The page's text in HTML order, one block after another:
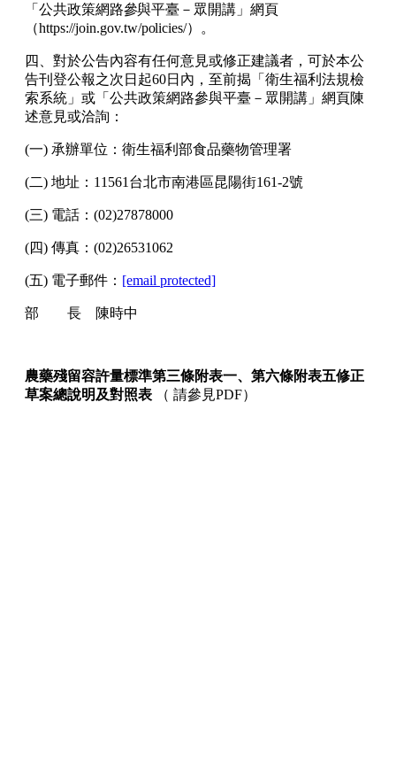
「公共政策網路參與平臺－眾開講」網頁
（https://join.gov.tw/policies/）。
四、對於公告內容有任何意見或修正建議者，可於本公
告刊登公報之次日起60日內，至前揭「衛生福利法規檢
索系統」或「公共政策網路參與平臺－眾開講」網頁陳
述意見或洽詢：
(一) 承辦單位：衛生福利部食品藥物管理署
(二) 地址： 11561 台北市南港區昆陽街161-2號
(三) 電話： (02)27878000
(四) 傳真： (02)26531062
(五) 電子郵件： [email protected]
部 長 陳時中
農藥殘留容許量標準第三條附表一、第六條附表五修正
草案總說明及對照表
（ 請參見PDF）